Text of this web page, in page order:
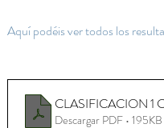
Aquí podéis ver todos los
CLASIFICACION 1
Descargar PDF • 195KB